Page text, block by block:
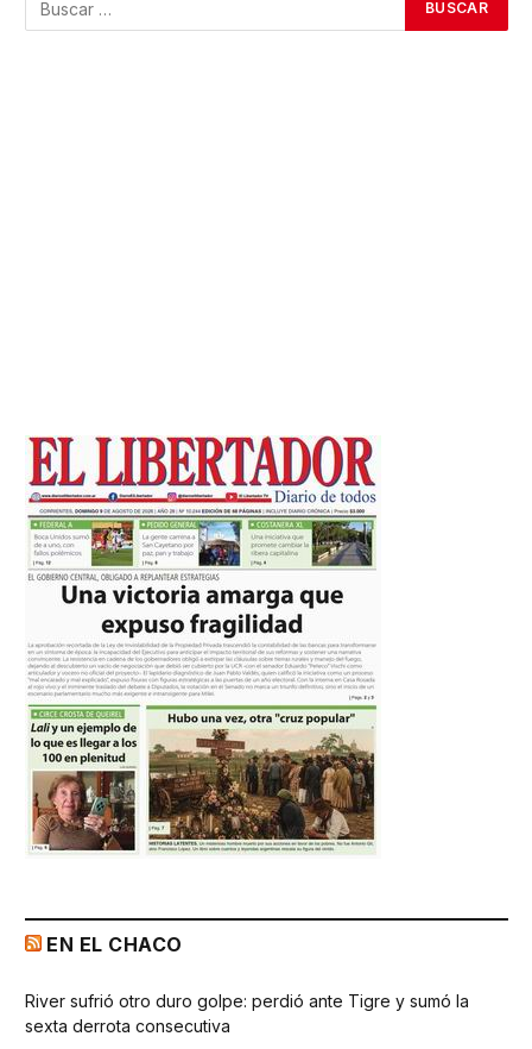
EN EL CHACO
River sufrió otro duro golpe: perdió ante Tigre y sumó la
sexta derrota consecutiva